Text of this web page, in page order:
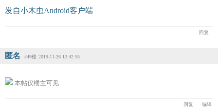
发自小木虫Android客户端
回复
匿名 #49楼 2019-11-26 12:42:55
本帖仅楼主可见
回复 编辑